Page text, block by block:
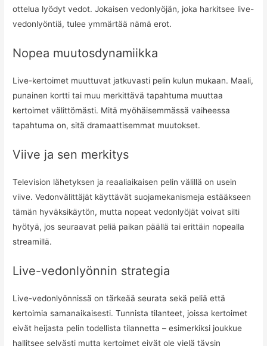
ottelua lyödyt vedot. Jokaisen vedonlyöjän, joka harkitsee live-
vedonlyöntiä, tulee ymmärtää nämä erot.
Nopea muutosdynamiikka
Live-kertoimet muuttuvat jatkuvasti pelin kulun mukaan. Maali,
punainen kortti tai muu merkittävä tapahtuma muuttaa
kertoimet välittömästi. Mitä myöhäisemmässä vaiheessa
tapahtuma on, sitä dramaattisemmat muutokset.
Viive ja sen merkitys
Television lähetyksen ja reaaliaikaisen pelin välillä on usein
viive. Vedonvälittäjät käyttävät suojamekanismeja estääkseen
tämän hyväksikäytön, mutta nopeat vedonlyöjät voivat silti
hyötyä, jos seuraavat peliä paikan päällä tai erittäin nopealla
streamillä.
Live-vedonlyönnin strategia
Live-vedonlyönnissä on tärkeää seurata sekä peliä että
kertoimia samanaikaisesti. Tunnista tilanteet, joissa kertoimet
eivät heijasta pelin todellista tilannetta – esimerkiksi joukkue
hallitsee selvästi mutta kertoimet eivät ole vielä täysin